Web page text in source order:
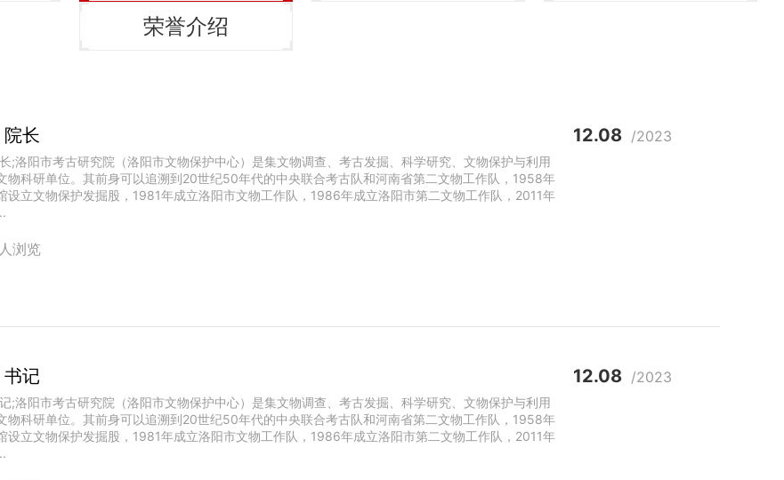
荣誉介绍
长
;洛阳市考古研究院（洛阳市文物保护中心）是集文物调查、考古发掘、科学研究、文物保护与利用
物科研单位。其前身可以追溯到20世纪50年代的中央联合考古队和河南省第二文物工作队，1958年
设立文物保护发掘股，1981年成立洛阳市文物工作队，1986年成立洛阳市第二文物工作队，2011年
浏览
12.08 /2023
记
;洛阳市考古研究院（洛阳市文物保护中心）是集文物调查、考古发掘、科学研究、文物保护与利用
物科研单位。其前身可以追溯到20世纪50年代的中央联合考古队和河南省第二文物工作队，1958年
设立文物保护发掘股，1981年成立洛阳市文物工作队，1986年成立洛阳市第二文物工作队，2011年
12.08 /2023